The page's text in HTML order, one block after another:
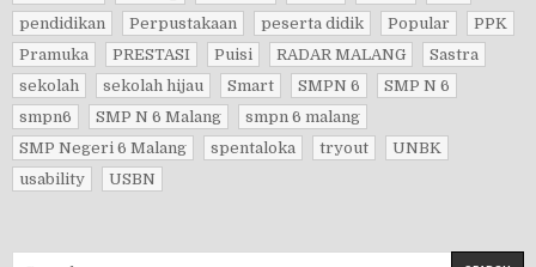
pendidikan
Perpustakaan peserta didik Popular
PPK
Pramuka
PRESTASI Puisi RADAR MALANG
Sastra
sekolah
sekolah hijau Smart SMPN 6
SMP N 6
smpn6
SMP N 6 Malang
smpn 6 malang
SMP Negeri 6 Malang
spentaloka tryout
UNBK
usability
USBN